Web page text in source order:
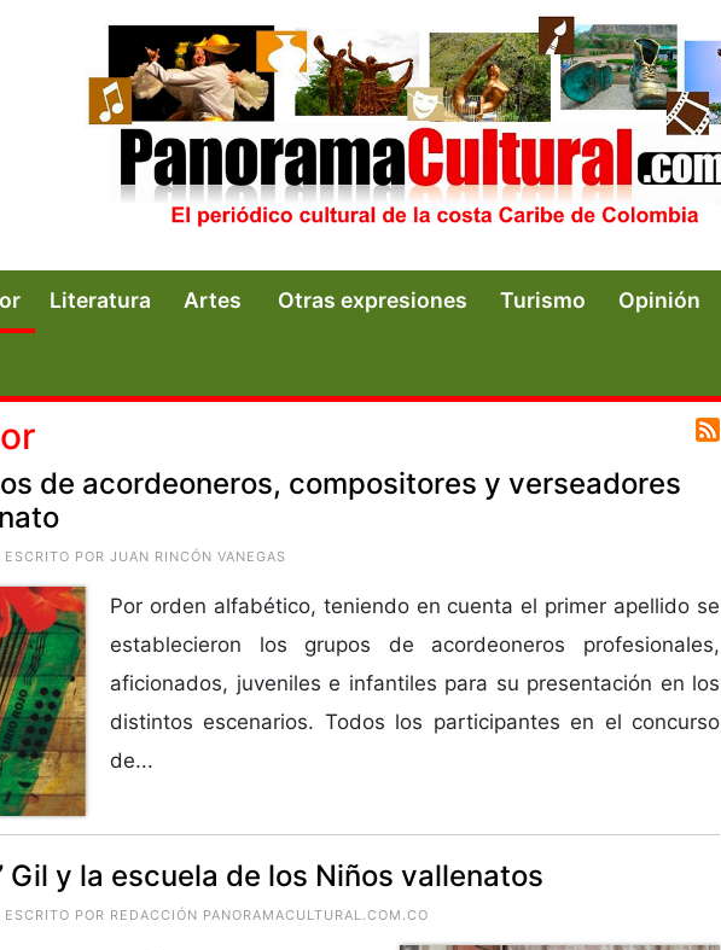
Literatura Artes Otras expresiones Turismo Opinión
de acordeoneros, compositores y verseadores
POR JUAN RINCÓN VANEGAS
Por orden alfabético, teniendo en cuenta el primer apellido se
establecieron los grupos de acordeoneros profesionales,
aficionados, juveniles e infantiles para su presentación en los
distintos escenarios. Todos los participantes en el concurso
de...
Gil y la escuela de los Niños vallenatos
POR REDACCIÓN PANORAMACULTURAL.COM.CO